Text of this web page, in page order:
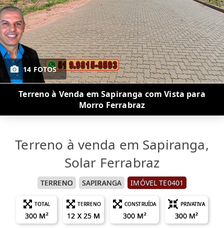
14 FOTOS
Terreno à Venda em Sapiranga com Vista para
Morro Ferrabraz
Terreno à venda em Sapiranga,
Solar Ferrabraz
TERRENO SAPIRANGA IMÓVEL TE0401
TOTAL
300 M²
TERRENO
12 X 25 M
CONSTRUÍDA
300 M²
PRIVATIVA
300 M²